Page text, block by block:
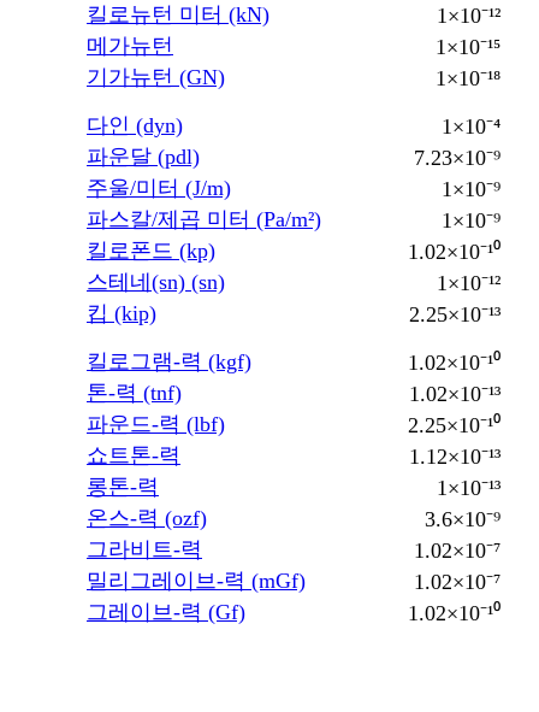
킬로뉴턴 미터 (kN)
1×10⁻¹²
메가뉴턴
1×10⁻¹⁵
기가뉴턴 (GN)
1×10⁻¹⁸
다인 (dyn)
1×10⁻⁴
파운달 (pdl)
7.23×10⁻⁹
주울/미터 (J/m)
1×10⁻⁹
파스칼/제곱 미터 (Pa/m²)
1×10⁻⁹
킬로폰드 (kp)
1.02×10⁻¹⁰
스테네(sn) (sn)
1×10⁻¹²
킵 (kip)
2.25×10⁻¹³
킬로그램-력 (kgf)
1.02×10⁻¹⁰
톤-력 (tnf)
1.02×10⁻¹³
파운드-력 (lbf)
2.25×10⁻¹⁰
쇼트톤-력
1.12×10⁻¹³
롱톤-력
1×10⁻¹³
온스-력 (ozf)
3.6×10⁻⁹
그라비트-력
1.02×10⁻⁷
밀리그레이브-력 (mGf)
1.02×10⁻⁷
그레이브-력 (Gf)
1.02×10⁻¹⁰